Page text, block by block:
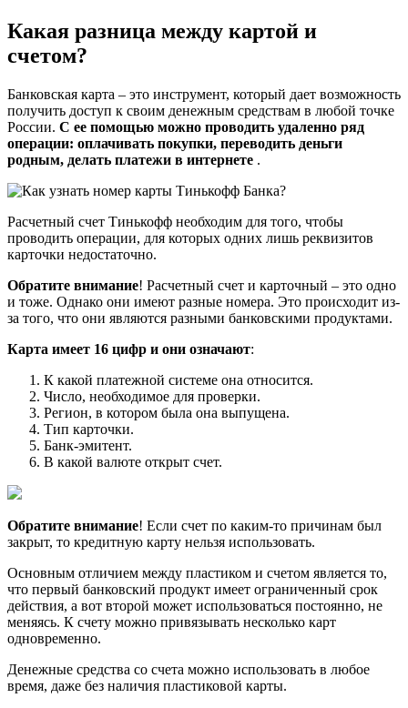
Какая разница между картой и
счетом?
Банковская карта – это инструмент, который дает возможность
получить доступ к своим денежным средствам в любой точке
России. С ее помощью можно проводить удаленно ряд
операции: оплачивать покупки, переводить деньги
родным, делать платежи в интернете .
Расчетный счет Тинькофф необходим для того, чтобы
проводить операции, для которых одних лишь реквизитов
карточки недостаточно.
Обратите внимание! Расчетный счет и карточный – это одно
и тоже. Однако они имеют разные номера. Это происходит из-
за того, что они являются разными банковскими продуктами.
Карта имеет 16 цифр и они означают:
К какой платежной системе она относится.
Число, необходимое для проверки.
Регион, в котором была она выпущена.
Тип карточки.
Банк-эмитент.
В какой валюте открыт счет.
Обратите внимание! Если счет по каким-то причинам был
закрыт, то кредитную карту нельзя использовать.
Основным отличием между пластиком и счетом является то,
что первый банковский продукт имеет ограниченный срок
действия, а вот второй может использоваться постоянно, не
меняясь. К счету можно привязывать несколько карт
одновременно.
Денежные средства со счета можно использовать в любое
время, даже без наличия пластиковой карты.